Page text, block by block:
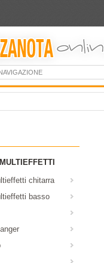
chitarra
basso